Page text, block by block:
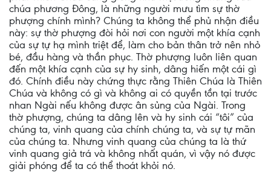
chúa phương Đông, là những người mưu tìm sự thờ
phượng chính mình? Chúng ta không thể phủ nhận điều
này: sự thờ phượng đòi hỏi nơi con người một khía cạnh
của sự tự hạ mình triệt để, làm cho bản thân trở nên nhỏ
bé, đầu hàng và thần phục. Thờ phượng luôn liên quan
đến một khía cạnh của sự hy sinh, dâng hiến một cái gì
đó. Chính điều này chứng thực rằng Thiên Chúa là Thiên
Chúa và không có gì và không ai có quyền tồn tại trước
nhan Ngài nếu không được ân sủng của Ngài. Trong
thờ phượng, chúng ta dâng lên và hy sinh cái “tôi” của
chúng ta, vinh quang của chính chúng ta, và sự tự mãn
của chúng ta. Nhưng vinh quang của chúng ta là thứ
vinh quang giả trá và không nhất quán, vì vậy nó được
giải phóng để ta có thể thoát khỏi nó.